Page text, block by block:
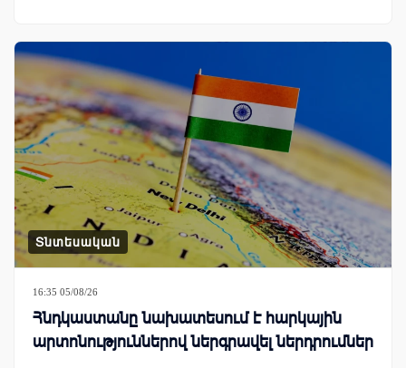
Տնտեսական
16:35 05/08/26
Հնդկաստանը նախատեսում է հարկային
արտոնություններով ներգրավել ներդրումներ